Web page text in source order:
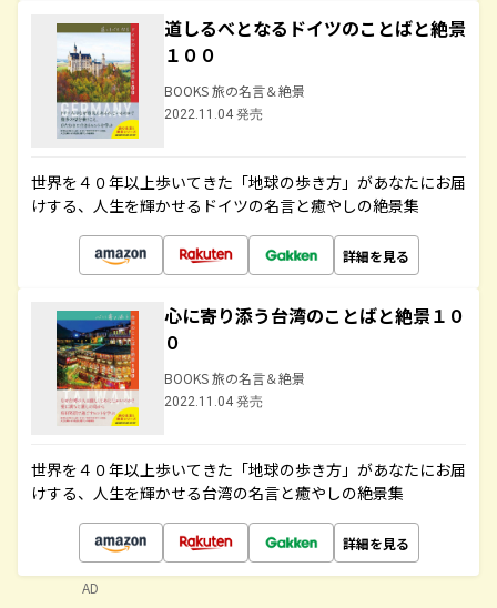
道しるべとなるドイツのことばと絶景
１００
BOOKS 旅の名言＆絶景
2022.11.04 発売
世界を４０年以上歩いてきた「地球の歩き方」があなたにお届
けする、人生を輝かせるドイツの名言と癒やしの絶景集
詳細を見る
心に寄り添う台湾のことばと絶景１０
０
BOOKS 旅の名言＆絶景
2022.11.04 発売
世界を４０年以上歩いてきた「地球の歩き方」があなたにお届
けする、人生を輝かせる台湾の名言と癒やしの絶景集
詳細を見る
AD